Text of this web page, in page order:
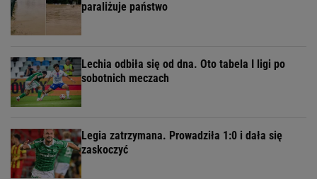
paraliżuje państwo
Lechia odbiła się od dna. Oto tabela I ligi po
sobotnich meczach
Legia zatrzymana. Prowadziła 1:0 i dała się
zaskoczyć